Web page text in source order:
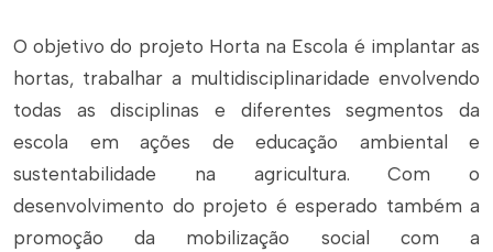
O objetivo do projeto Horta na Escola é implantar as
hortas, trabalhar a multidisciplinaridade envolvendo
todas as disciplinas e diferentes segmentos da
escola em ações de educação ambiental e
sustentabilidade na agricultura. Com o
desenvolvimento do projeto é esperado também a
promoção da mobilização social com a